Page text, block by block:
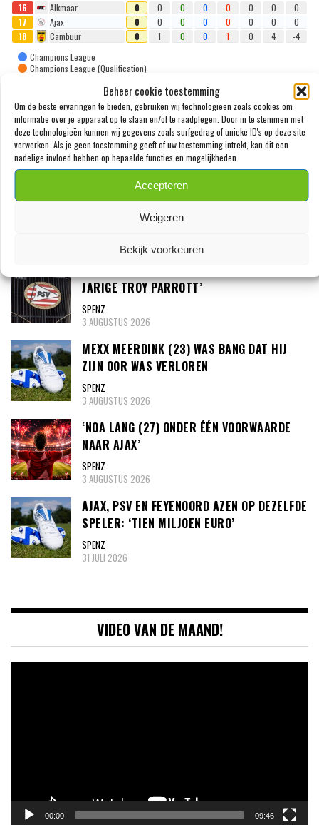
Beheer cookie toestemming
Om de beste ervaringen te bieden, gebruiken wij technologieën zoals cookies om
informatie over je apparaat op te slaan en/of te raadplegen. Door in te stemmen met
deze technologieën kunnen wij gegevens zoals surfgedrag of unieke ID's op deze site
verwerken. Als je geen toestemming geeft of uw toestemming intrekt, kan dit een
nadelige invloed hebben op bepaalde functies en mogelijkheden.
Accepteren
Weigeren
Bekijk voorkeuren
16
Alkmaar 0 0 0 0 0 0 0
0
17
Ajax 0 0 0 0 0 0 0
0
18
Cambuur 0 1 0 0 1 0 4
-4
Champions League
Champions League (Qualification)
Relegation
EREDIVISIE
WOUTER GOES ZET KRABBEL ONDER NIEUW
7 AUGUSTUS 2026
JARIGE TROY PARROTT’
SPENZ
3 AUGUSTUS 2026
MEXX MEERDINK (23) WAS BANG DAT HIJ
ZIJN OOR WAS VERLOREN
SPENZ
3 AUGUSTUS 2026
‘NOA LANG (27) ONDER ÉÉN VOORWAARDE
NAAR AJAX’
SPENZ
3 AUGUSTUS 2026
AJAX, PSV EN FEYENOORD AZEN OP DEZELFDE
SPELER: ‘TIEN MILJOEN EURO’
SPENZ
31 JULI 2026
VIDEO VAN DE MAAND!
00:00 09:46